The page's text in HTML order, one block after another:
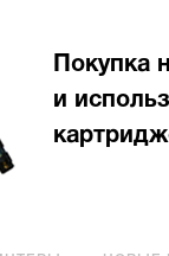
Покупка
и